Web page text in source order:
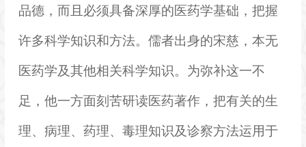
品德，而且必须具备深厚的医药学基础，把握
许多科学知识和方法。儒者出身的宋慈，本无
医药学及其他相关科学知识。为弥补这一不
足，他一方面刻苦研读医药著作，把有关的生
理、病理、药理、毒理知识及诊察方法运用于